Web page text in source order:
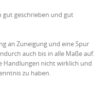
gut geschrieben und gut
an Zuneigung und eine Spur
auch bis in alle Maße auf.
Handlungen nicht wirklich und
zu haben.